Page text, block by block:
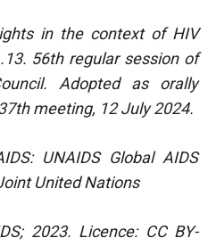
in the context of HIV
56th regular session of
Adopted as orally
meeting, 12 July 2024.
UNAIDS Global AIDS
United Nations
2023. Licence: CC BY-